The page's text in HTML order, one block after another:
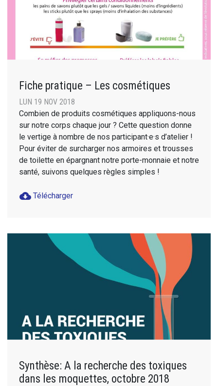
Fiche pratique – Les cosmétiques
LUN 19 NOV 2018
Combien de produits cosmétiques appliquons-nous
sur notre corps chaque jour ? Cette question donne
le vertige à nombre de nos participant·e·s d’atelier !
Pour éviter de surcharger nos armoires et trousses
de toilette en épargnant notre porte-monnaie et notre
santé, suivons quelques règles simples !
cloud_download Télécharger
Synthèse: A la recherche des toxiques
dans les moquettes, octobre 2018